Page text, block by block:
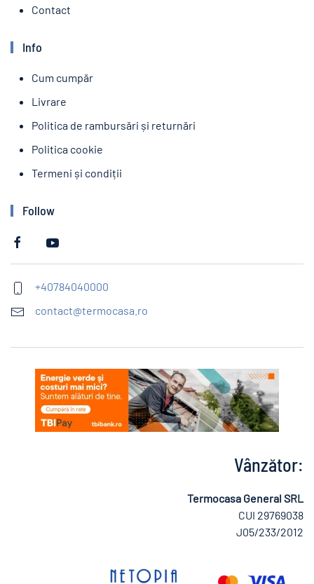
Contact
Info
Cum cumpăr
Livrare
Politica de rambursări și returnări
Politica cookie
Termeni și condiții
Follow
+40784040000
contact@termocasa.ro
Vânzător:
Termocasa General SRL
CUI 29769038
J05/233/2012